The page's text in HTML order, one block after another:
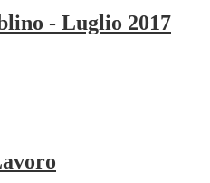
- Luglio 2017